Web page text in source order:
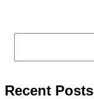
Tìm kiếm
Recent Posts